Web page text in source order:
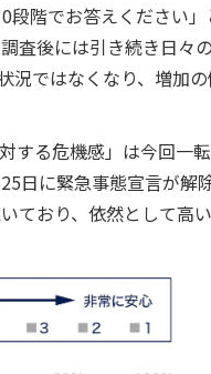
段階でお答えください
査後には引き続き日々
況ではなくなり、増加
する危機感」は今回一
日に緊急事態宣言が解
ており、依然として高